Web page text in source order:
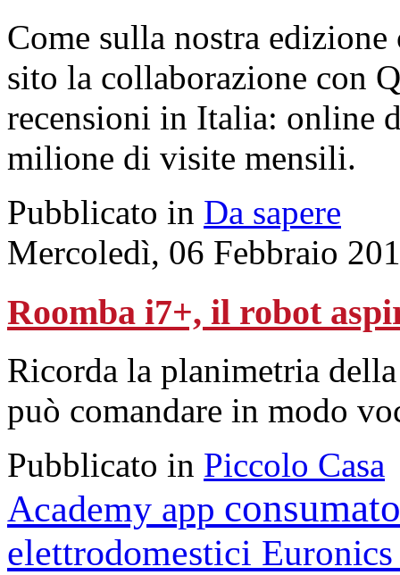
Come sulla nostra
sito la collaborazione con
recensioni in Italia: online
milione di visite mensili.
Pubblicato in Da sapere
Mercoledì, 06 Febbraio
Roomba i7+, il robot
Ricorda la planimetria
può comandare in modo
Pubblicato in Piccolo Casa
Academy app
elettrodomestici